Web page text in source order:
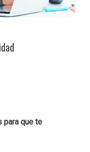
para que te